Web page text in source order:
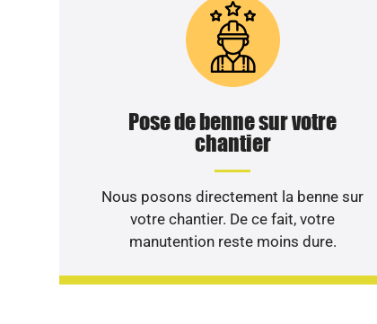
Pose de benne sur votre
chantier
Nous posons directement la benne sur
votre chantier. De ce fait, votre
manutention reste moins dure.